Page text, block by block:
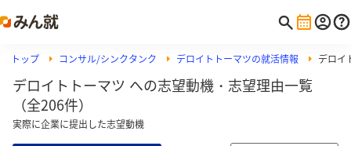
トップ コンサル/シンクタンク デロイトトーマツの就活情報 デロイ
デロイトトーマツ への志望動機・志望理由一覧
（全206件）
実際に企業に提出した志望動機